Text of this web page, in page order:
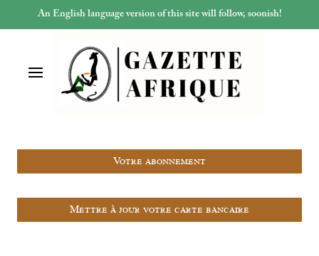
An English language version of this site will follow, soonish!
Votre abonnement
Mettre à jour votre carte bancaire